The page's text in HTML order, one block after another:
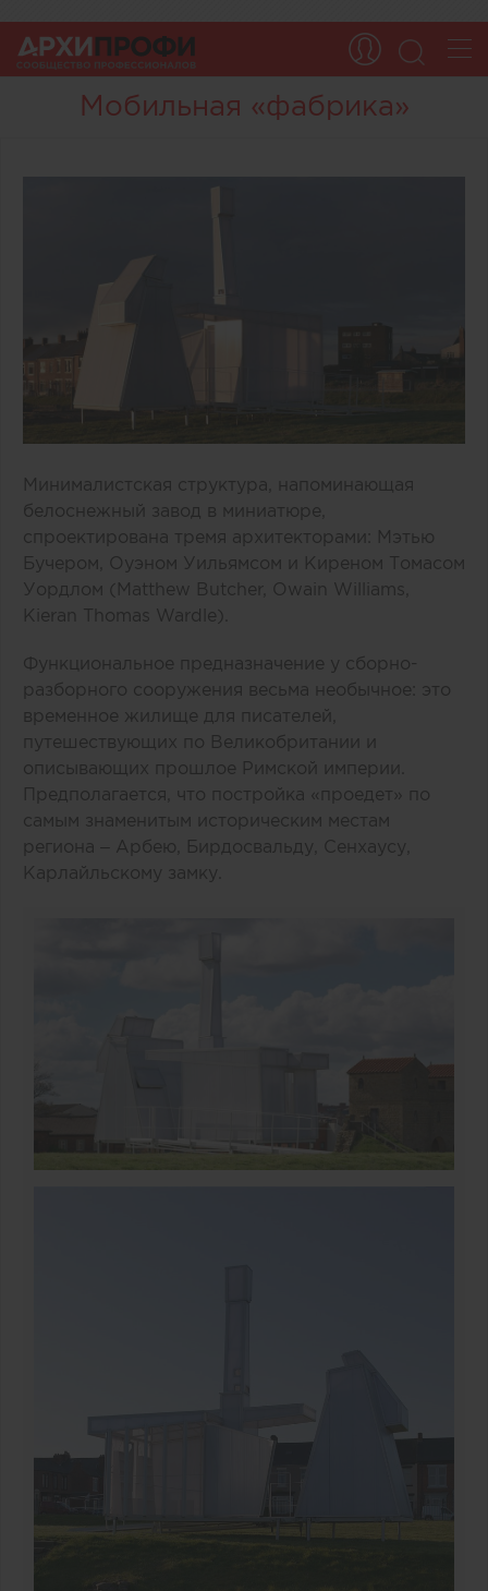
Мобильная «фабрика»
Минималистская структура, напоминающая
белоснежный завод в миниатюре,
спроектирована тремя архитекторами: Мэтью
Бучером, Оуэном Уильямсом и Киреном Томасом
Уордлом (Matthew Butcher, Owain Williams,
Kieran Thomas Wardle).
Функциональное предназначение у сборно-
разборного сооружения весьма необычное: это
временное жилище для писателей,
путешествующих по Великобритании и
описывающих прошлое Римской империи.
Предполагается, что постройка «проедет» по
самым знаменитым историческим местам
региона – Арбею, Бирдосвальду, Сенхаусу,
Карлайльскому замку.